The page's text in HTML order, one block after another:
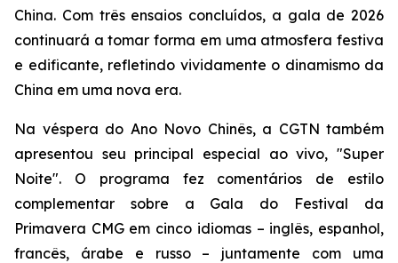
China. Com três ensaios concluídos, a gala de 2026
continuará a tomar forma em uma atmosfera festiva
e edificante, refletindo vividamente o dinamismo da
China em uma nova era.
Na véspera do Ano Novo Chinês, a CGTN também
apresentou seu principal especial ao vivo, "Super
Noite". O programa fez comentários de estilo
complementar sobre a Gala do Festival da
Primavera CMG em cinco idiomas – inglês, espanhol,
francês, árabe e russo – juntamente com uma